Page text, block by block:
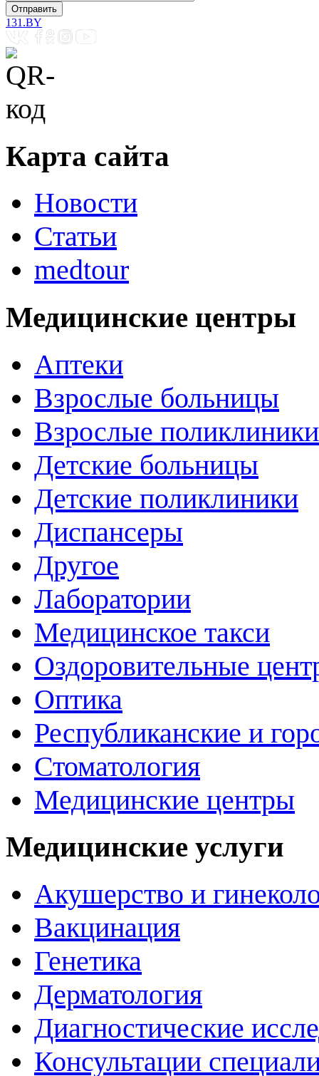
131.BY
Карта сайта
Новости
Статьи
medtour
Медицинские центры
Аптеки
Взрослые больницы
Взрослые поликлиники
Детские больницы
Детские поликлиники
Диспансеры
Другое
Лаборатории
Медицинское такси
Оздоровительные
Оптика
Республиканские и
Стоматология
Медицинские центры
Медицинские услуги
Акушерство и
Вакцинация
Генетика
Дерматология
Диагностические
Консультации